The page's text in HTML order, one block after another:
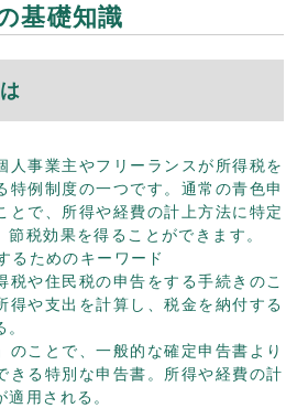
基礎知識
人事業主やフリーランスが所得税を
特例制度の一つです。通常の青色申
とで、所得や経費の計上方法に特定
税効果を得ることができます。
るためのキーワード
税や住民税の申告をする手続きのこ
得や支出を計算し、税金を納付する
のことで、一般的な確定申告書より
きる特別な申告書。所得や経費の計
用される。